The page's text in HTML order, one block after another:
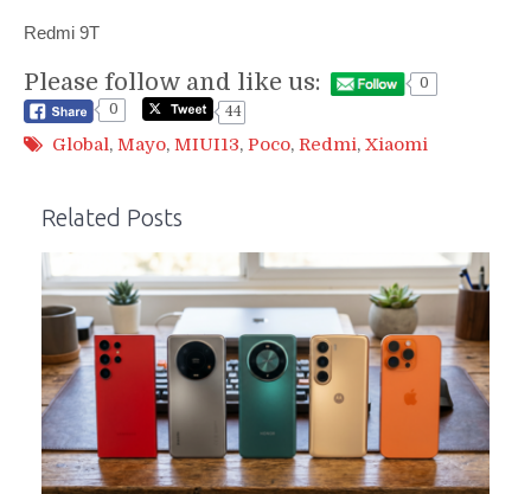
Redmi 9T
Please follow and like us:
0
0
44
Global, Mayo, MIUI13, Poco, Redmi, Xiaomi
Related Posts